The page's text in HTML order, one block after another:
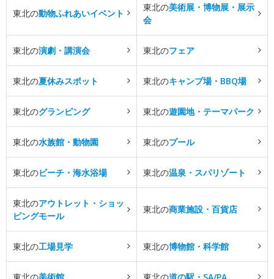
東北の動物ふれあいイベント
東北の美術展・博物展・展示
会
東北の演劇・講演会 東北のフェア
東北の夏休みスポット 東北のキャンプ場・BBQ場
東北のグランピング 東北の遊園地・テーマパーク
東北の水族館・動物園 東北のプール
東北のビーチ・海水浴場 東北の温泉・スパリゾート
東北のアウトレット・ショッ
ピングモール
東北の商業施設・百貨店
東北の工場見学 東北の博物館・科学館
東北の美術館 東北の道の駅・SA/PA